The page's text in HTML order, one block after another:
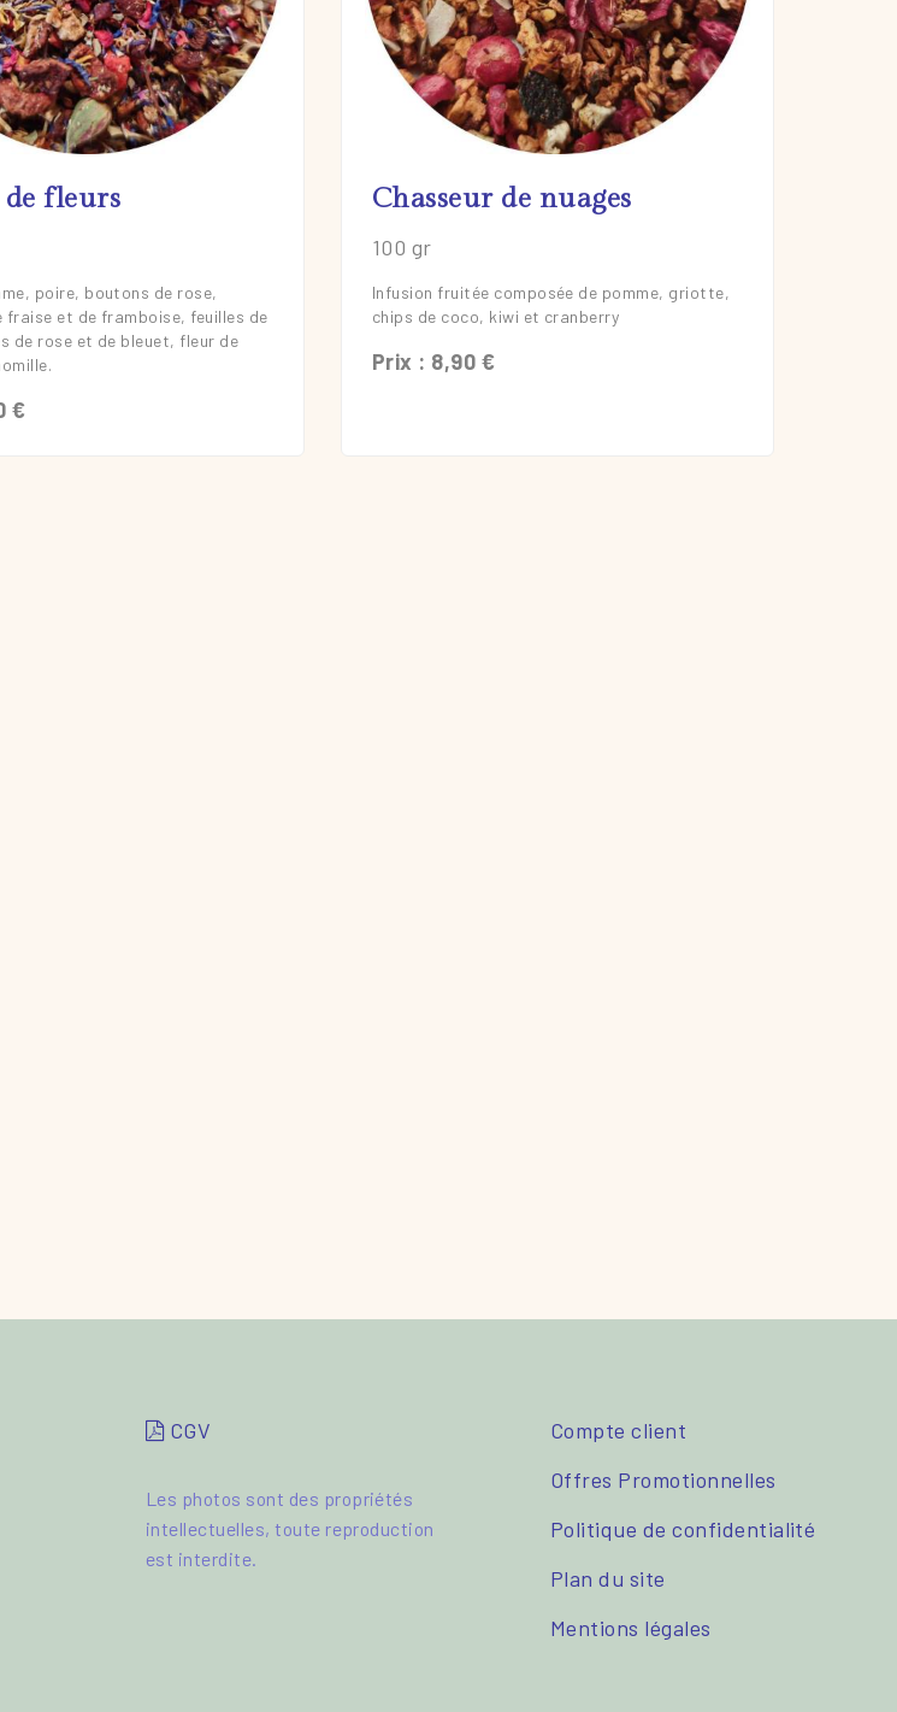
fleurs
poire, boutons de rose,
fraise et de framboise, feuilles de
de rose et de bleuet, fleur de
€
En savoir plus
Chasseur de nuages
100 gr
Infusion fruitée composée de pomme, griotte,
chips de coco, kiwi et cranberry
Prix : 8,90 €
En savoir plus
CGV
Les photos sont des propriétés
intellectuelles, toute reproduction
est interdite.
Compte client
Offres Promotionnelles
Politique de confidentialité
Plan du site
Mentions légales